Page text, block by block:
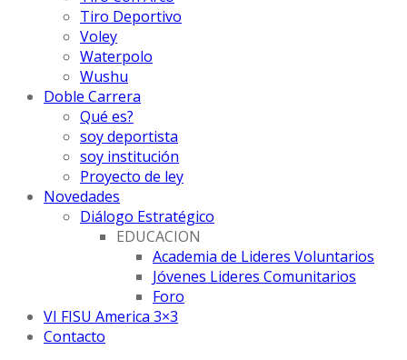
Tiro Deportivo
Voley
Waterpolo
Wushu
Doble Carrera
Qué es?
soy deportista
soy institución
Proyecto de ley
Novedades
Diálogo Estratégico
EDUCACION
Academia de Lideres Voluntarios
Jóvenes Lideres Comunitarios
Foro
VI FISU America 3×3
Contacto